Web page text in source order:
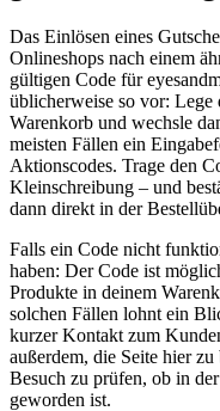
Das Einlösen eines
Onlineshops nach einem
gültigen Code für
üblicherweise so vor: Lege
Warenkorb und wechsle
meisten Fällen ein
Aktionscodes. Trage den
Kleinschreibung – und
dann direkt in der
Falls ein Code nicht
haben: Der Code ist
Produkte in deinem
solchen Fällen lohnt ein
kurzer Kontakt zum
außerdem, die Seite hier
Besuch zu prüfen, ob in
geworden ist.